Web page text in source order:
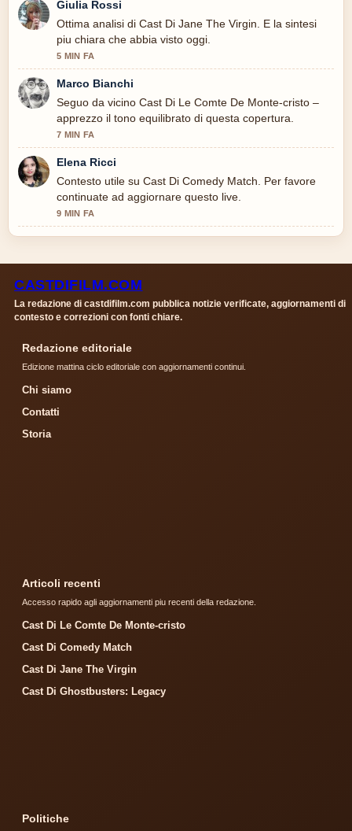
Giulia Rossi
Ottima analisi di Cast Di Jane The Virgin. E la sintesi
piu chiara che abbia visto oggi.
5 MIN FA
Marco Bianchi
Seguo da vicino Cast Di Le Comte De Monte-cristo –
apprezzo il tono equilibrato di questa copertura.
7 MIN FA
Elena Ricci
Contesto utile su Cast Di Comedy Match. Per favore
continuate ad aggiornare questo live.
9 MIN FA
CASTDIFILM.COM
La redazione di castdifilm.com pubblica notizie verificate, aggiornamenti di
contesto e correzioni con fonti chiare.
Redazione editoriale
Edizione mattina ciclo editoriale con aggiornamenti continui.
Chi siamo
Contatti
Storia
Articoli recenti
Accesso rapido agli aggiornamenti piu recenti della redazione.
Cast Di Le Comte De Monte-cristo
Cast Di Comedy Match
Cast Di Jane The Virgin
Cast Di Ghostbusters: Legacy
Politiche